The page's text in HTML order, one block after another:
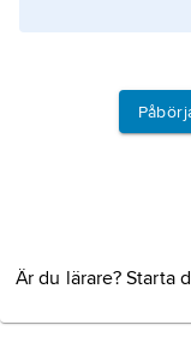
Är du lärare? Starta